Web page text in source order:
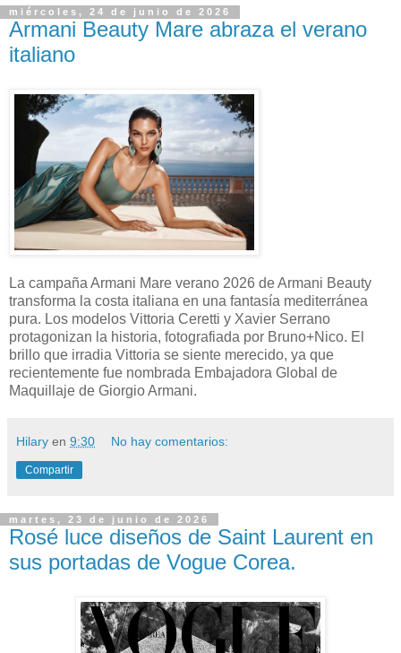
miércoles, 24 de junio de 2026
Armani Beauty Mare abraza el verano
italiano
La campaña Armani Mare verano 2026 de Armani Beauty
transforma la costa italiana en una fantasía mediterránea
pura. Los modelos Vittoria Ceretti y Xavier Serrano
protagonizan la historia, fotografiada por Bruno+Nico. El
brillo que irradia Vittoria se siente merecido, ya que
recientemente fue nombrada Embajadora Global de
Maquillaje de Giorgio Armani.
Hilary en 9:30 No hay comentarios:
Compartir
martes, 23 de junio de 2026
Rosé luce diseños de Saint Laurent en
sus portadas de Vogue Corea.